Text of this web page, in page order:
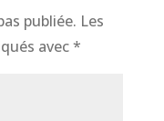
publiée. Les
avec*